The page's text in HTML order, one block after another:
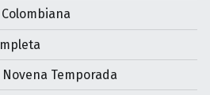
Temporada